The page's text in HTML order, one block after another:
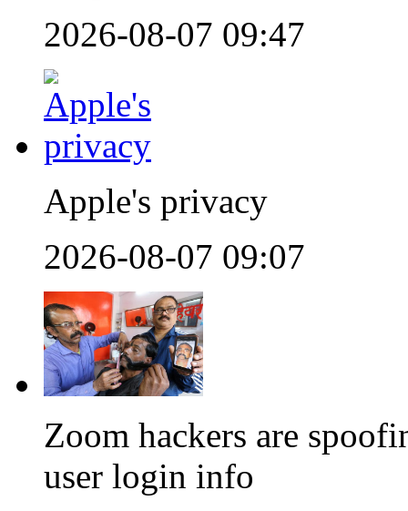
2026-08-07 09:47
Apple's privacy
2026-08-07 09:07
Zoom hackers are
user login info